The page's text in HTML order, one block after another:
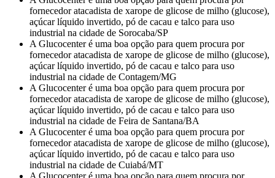
fornecedor atacadista de xarope de glicose de milho (glucose),
açúcar líquido invertido, pó de cacau e talco para uso
industrial na cidade de Sorocaba/SP
A Glucocenter é uma boa opção para quem procura por
fornecedor atacadista de xarope de glicose de milho (glucose),
açúcar líquido invertido, pó de cacau e talco para uso
industrial na cidade de Contagem/MG
A Glucocenter é uma boa opção para quem procura por
fornecedor atacadista de xarope de glicose de milho (glucose),
açúcar líquido invertido, pó de cacau e talco para uso
industrial na cidade de Feira de Santana/BA
A Glucocenter é uma boa opção para quem procura por
fornecedor atacadista de xarope de glicose de milho (glucose),
açúcar líquido invertido, pó de cacau e talco para uso
industrial na cidade de Cuiabá/MT
A Glucocenter é uma boa opção para quem procura por